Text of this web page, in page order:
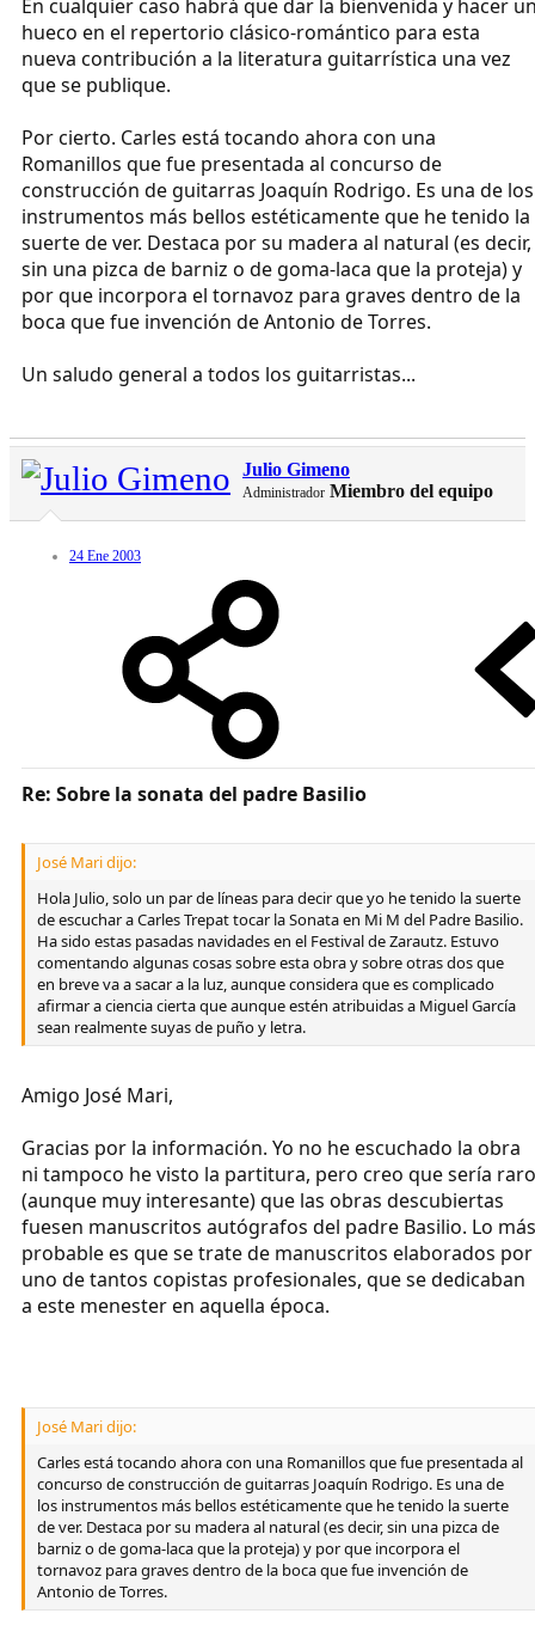
En cualquier caso habrá que dar la bienvenida y hacer
hueco en el repertorio clásico-romántico para esta
nueva contribución a la literatura guitarrística una vez
que se publique.
Por cierto. Carles está tocando ahora con una
Romanillos que fue presentada al concurso de
construcción de guitarras Joaquín Rodrigo. Es una de los
instrumentos más bellos estéticamente que he tenido la
suerte de ver. Destaca por su madera al natural (es decir,
sin una pizca de barniz o de goma-laca que la proteja) y
por que incorpora el tornavoz para graves dentro de la
boca que fue invención de Antonio de Torres.
Un saludo general a todos los guitarristas...
Julio Gimeno
Administrador Miembro del equipo
24 Ene 2003
Re: Sobre la sonata del padre Basilio
José Mari dijo:
Hola Julio, solo un par de líneas para decir que yo he tenido la suerte
de escuchar a Carles Trepat tocar la Sonata en Mi M del Padre Basilio.
Ha sido estas pasadas navidades en el Festival de Zarautz. Estuvo
comentando algunas cosas sobre esta obra y sobre otras dos que
en breve va a sacar a la luz, aunque considera que es complicado
afirmar a ciencia cierta que aunque estén atribuidas a Miguel García
sean realmente suyas de puño y letra.
Amigo José Mari,
Gracias por la información. Yo no he escuchado la obra
ni tampoco he visto la partitura, pero creo que sería raro
(aunque muy interesante) que las obras descubiertas
fuesen manuscritos autógrafos del padre Basilio. Lo más
probable es que se trate de manuscritos elaborados por
uno de tantos copistas profesionales, que se dedicaban
a este menester en aquella época.
José Mari dijo:
Carles está tocando ahora con una Romanillos que fue presentada al
concurso de construcción de guitarras Joaquín Rodrigo. Es una de
los instrumentos más bellos estéticamente que he tenido la suerte
de ver. Destaca por su madera al natural (es decir, sin una pizca de
barniz o de goma-laca que la proteja) y por que incorpora el
tornavoz para graves dentro de la boca que fue invención de
Antonio de Torres.